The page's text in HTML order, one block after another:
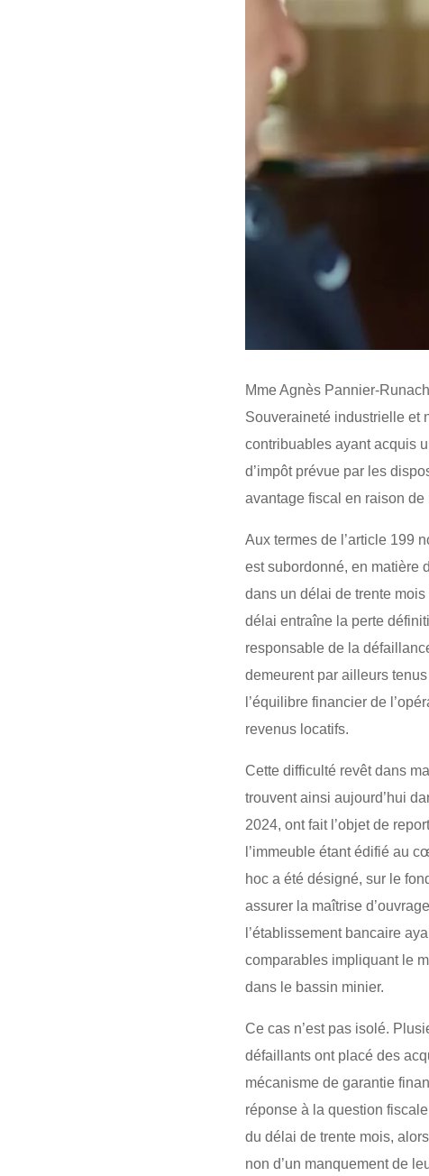
Mme Agnès Pannier-
Souveraineté industrielle et
contribuables ayant acquis
d’impôt prévue par les
avantage fiscal en raison
Aux termes de l’article 199
est subordonné, en matière
dans un délai de trente
délai entraîne la perte
responsable de la
demeurent par ailleurs
l’équilibre financier de
revenus locatifs.
Cette difficulté revêt dans
trouvent ainsi aujourd’hui
2024, ont fait l’objet de
l’immeuble étant édifié au
hoc a été désigné, sur le
assurer la maîtrise
l’établissement bancaire
comparables impliquant le
dans le bassin minier.
Ce cas n’est pas isolé.
défaillants ont placé des
mécanisme de garantie
réponse à la question
du délai de trente mois,
non d’un manquement de